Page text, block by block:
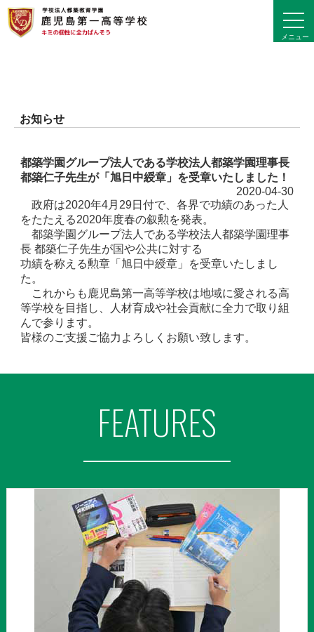
メニュー
お知らせ
都築学園グループ法人である学校法人都築学園理事長
都築仁子先生が「旭日中綬章」を受章いたしました！
2020-04-30
政府は2020年4月29日付で、各界で功績のあった人
をたたえる2020年度春の叙勲を発表。
都築学園グループ法人である学校法人都築学園理事
長 都築仁子先生が国や公共に対する
功績を称える勲章「旭日中綬章」を受章いたしまし
た。
これからも鹿児島第一高等学校は地域に愛される高
等学校を目指し、人材育成や社会貢献に全力で取り組
んで参ります。
皆様のご支援ご協力よろしくお願い致します。
FEATURES